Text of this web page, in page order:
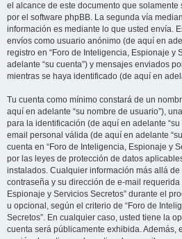
el alcance de este documento que
por el software phpBB. La segunda vía
información es mediante lo que usted envía.
envíos como usuario anónimo (de aquí en
registro en “Foro de Inteligencia, Espionaje y
adelante “su cuenta”) y mensajes enviados
mientras se haya identificado (de aquí en
Tu cuenta como mínimo constará de un
aquí en adelante “su nombre de usuario”),
para la identificación (de aquí en adelante
email personal válida (de aquí en adelante
cuenta en “Foro de Inteligencia, Espionaje y
por las leyes de protección de datos
instalados. Cualquier información más allá
contraseña y su dirección de e-mail requerida
Espionaje y Servicios Secretos” durante el
u opcional, según el criterio de “Foro de
Secretos”. En cualquier caso, usted tiene la
cuenta será públicamente exhibida. Además,